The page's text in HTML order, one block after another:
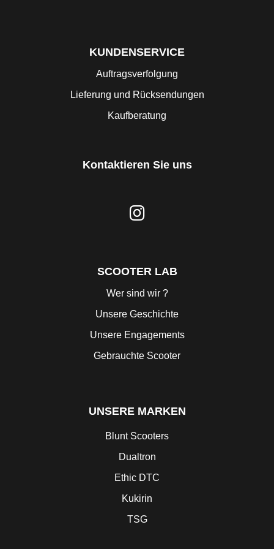
KUNDENSERVICE
Auftragsverfolgung
Lieferung und Rücksendungen
Kaufberatung
Kontaktieren Sie uns
SCOOTER LAB
Wer sind wir ?
Unsere Geschichte
Unsere Engagements
Gebrauchte Scooter
UNSERE MARKEN
Blunt Scooters
Dualtron
Ethic DTC
Kukirin
TSG